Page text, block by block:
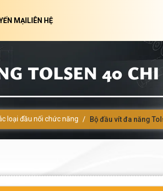
MẠILIÊN HỆ
TOLSEN 40 CHI
loại đầu nối chức năng / Bộ đầu vít đa năng